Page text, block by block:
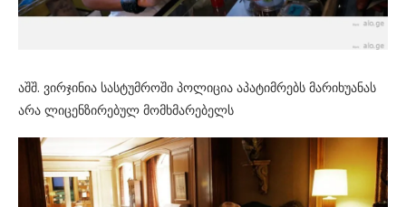
აშშ. ვირჯინია სასტუმროში პოლიცია აპატიმრებს მარიხუანას
არა ლიცენზირებულ მომხმარებელს